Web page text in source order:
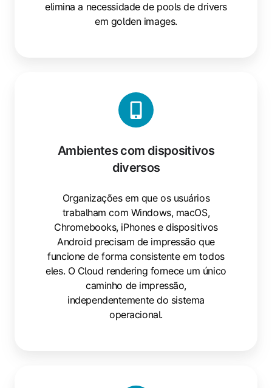
elimina a necessidade de pools de drivers
em golden images.
Ambientes com dispositivos
diversos
Organizações em que os usuários
trabalham com Windows, macOS,
Chromebooks, iPhones e dispositivos
Android precisam de impressão que
funcione de forma consistente em todos
eles. O Cloud rendering fornece um único
caminho de impressão,
independentemente do sistema
operacional.
com
dispositivos
diversos